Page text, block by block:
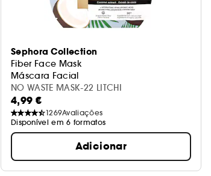
Sephora Collection
Fiber Face Mask
Máscara Facial
NO WASTE MASK-22 LITCHI
4,99 €
1269Avaliações
Disponível em 6 formatos
Adicionar